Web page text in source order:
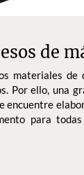
de
materiales de
Por ello, una
encuentre
para